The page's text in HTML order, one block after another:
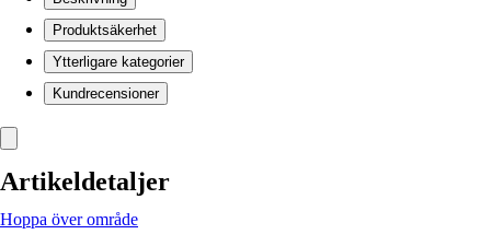
Produktsäkerhet
Ytterligare kategorier
Kundrecensioner
Artikeldetaljer
Hoppa över område